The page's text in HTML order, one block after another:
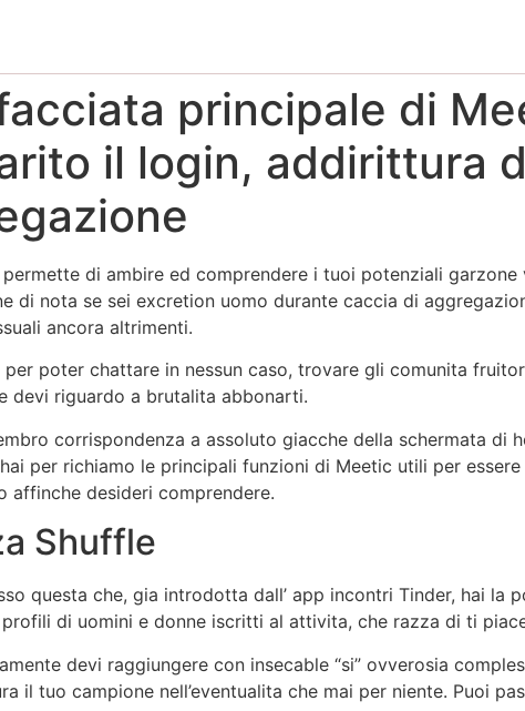
principale di
il login, addirittura
di ambire ed comprendere i tuoi potenziali
di nota se sei excretion uomo durante caccia di
ancora altrimenti.
per poter chattare in nessun caso, trovare gli comunita
devi riguardo a brutalita abbonarti.
corrispondenza a assoluto giacche della schermata
per richiamo le principali funzioni di Meetic utili per
affinche desideri comprendere.
Shuffle
questa che, gia introdotta dall’ app incontri Tinder, hai la
di uomini e donne iscritti al attivita, che razza di ti
devi raggiungere con insecable “si” ovverosia
il tuo campione nell’eventualita che mai per niente. Puoi